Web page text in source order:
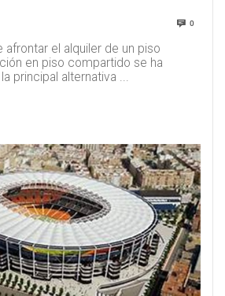
0
afrontar el alquiler de un piso
en piso compartido se ha
principal alternativa ...